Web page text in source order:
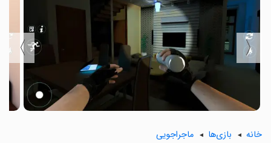
〈
〉
خانه بازی‌ها ماجراجویی